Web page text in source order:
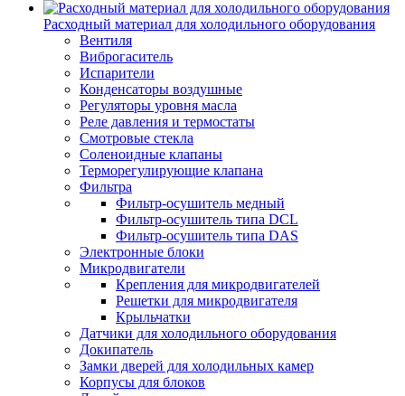
Расходный материал для холодильного оборудования
Вентиля
Виброгаситель
Испарители
Конденсаторы воздушные
Регуляторы уровня масла
Реле давления и термостаты
Смотровые стекла
Соленоидные клапаны
Терморегулирующие клапана
Фильтра
Фильтр-осушитель медный
Фильтр-осушитель типа DCL
Фильтр-осушитель типа DAS
Электронные блоки
Микродвигатели
Крепления для микродвигателей
Решетки для микродвигателя
Крыльчатки
Датчики для холодильного оборудования
Докипатель
Замки дверей для холодильных камер
Корпусы для блоков